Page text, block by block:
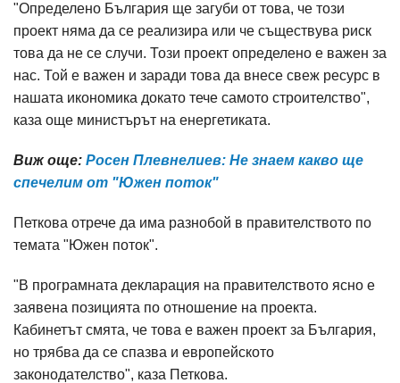
"Определено България ще загуби от това, че този
проект няма да се реализира или че съществува риск
това да не се случи. Този проект определено е важен за
нас. Той е важен и заради това да внесе свеж ресурс в
нашата икономика докато тече самото строителство",
каза още министърът на енергетиката.
Виж още: Росен Плевнелиев: Не знаем какво ще
спечелим от "Южен поток"
Петкова отрече да има разнобой в правителството по
темата "Южен поток".
"В програмната декларация на правителството ясно е
заявена позицията по отношение на проекта.
Кабинетът смята, че това е важен проект за България,
но трябва да се спазва и европейското
законодателство", каза Петкова.